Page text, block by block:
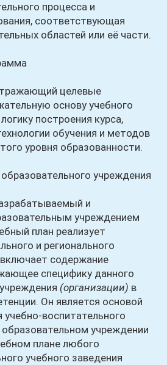
процесса и
соответствующая
областей или её части.
целевые
основу учебного
построения курса,
обучения и методов
уровня образованности.
учреждения
и
учреждением
план реализует
и регионального
содержание
специфику данного
(организации) в
Он является основой
воспитательного
учреждении
плане любого
учебного заведения